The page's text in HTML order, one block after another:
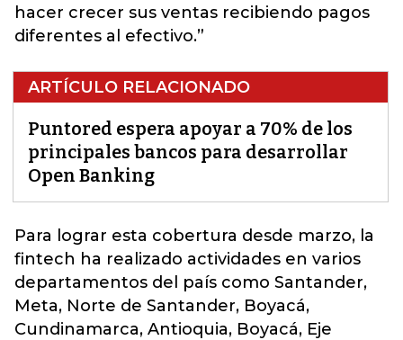
hacer crecer sus ventas recibiendo pagos
diferentes al efectivo.”
ARTÍCULO RELACIONADO
Puntored espera apoyar a 70% de los
principales bancos para desarrollar
Open Banking
Para lograr esta cobertura desde marzo, la
fintech ha realizado actividades en varios
departamentos del país como Santander,
Meta, Norte de Santander, Boyacá,
Cundinamarca, Antioquia, Boyacá, Eje